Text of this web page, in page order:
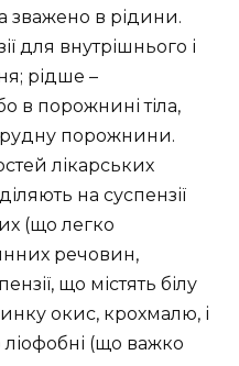
зважено в рідини.
для внутрішнього і
рідше –
в порожнині тіла,
порожнини.
лікарських
на суспензії
(що легко
речовин,
що містять білу
окис, крохмалю, і
ліофобні (що важко